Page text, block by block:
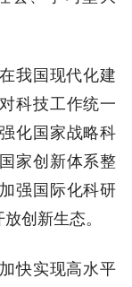
我国现代化建
科技工作统一
化国家战略科
家创新体系整
强国际化科研
创新生态。
快实现高水平